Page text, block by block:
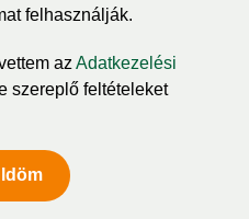
felhasználják.
az Adatkezelési
szereplő feltételeket